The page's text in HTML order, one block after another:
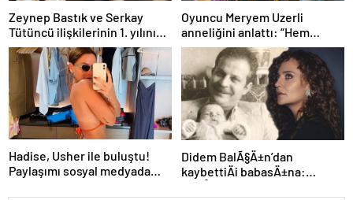
Zeynep Bastık ve Serkay
Tütüncü ilişkilerinin 1. yılını
kutladı
Oyuncu Meryem Uzerli
anneliğini anlattı: “Hem
disiplinli hem rahatım”
Hadise, Usher ile buluştu!
Paylaşımı sosyal medyada
Didem BalÃ§Ä±n’dan
kaybettiÄi babasÄ±na: